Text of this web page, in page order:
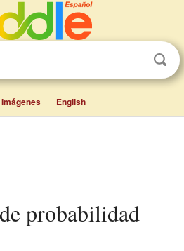
Imágenes English